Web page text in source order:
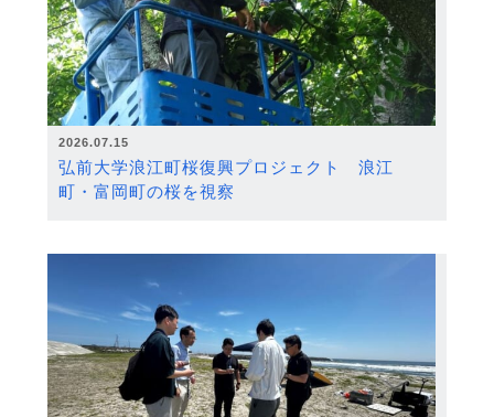
2026.07.15
弘前大学浪江町桜復興プロジェクト 浪江
町・富岡町の桜を視察